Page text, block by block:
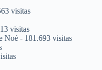
visitas
visitas
Noé - 181.693 visitas